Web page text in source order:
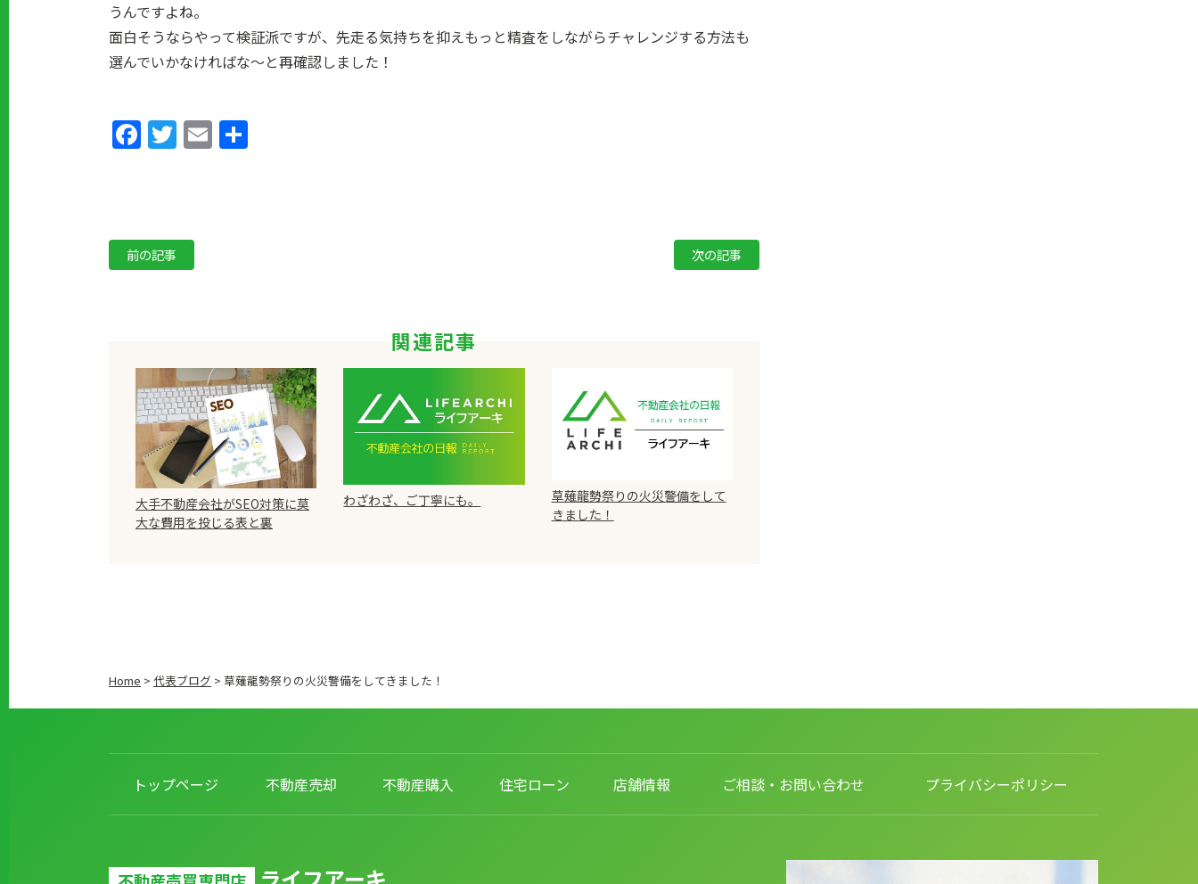
うんですよね。
面白そうならやって検証派ですが、先走る気持ちを抑えもっと精査をしながらチャレンジする方法も
選んでいかなければな～と再確認しました！
Facebook
Twitter
Email
前の記事 次の記事
関連記事
大手不動産会社がSEO対策に莫
大な費用を投じる表と裏
わざわざ、ご丁寧にも。
草薙龍勢祭りの火災警備をして
きました！
Home > 代表ブログ > 草薙龍勢祭りの火災警備をしてきました！
トップページ 不動産売却 不動産購入 住宅ローン 店舗情報 ご相談・お問い合わせ プライバシーポリシー